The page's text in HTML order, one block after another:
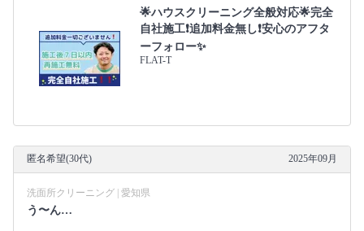
🌟ハウスクリーニング全般対応🌟完全
自社施工❗️追加料金無し❗️安心のアフタ
ーフォロー✨
FLAT-T
匿名希望(30代) 2025年09月
洗面所クリーニング | 愛知県
う〜ん…